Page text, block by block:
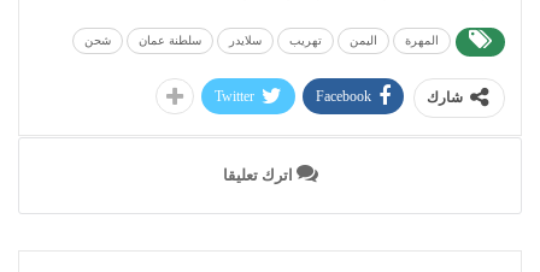
المهرة اليمن تهريب سلايدر سلطنة عمان شحن
شارك Facebook
Twitter
اترك تعليقا